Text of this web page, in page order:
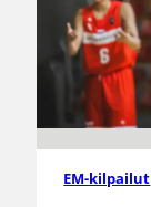
EM-kilpailut